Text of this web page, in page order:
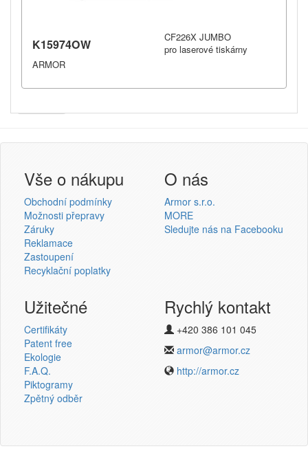
K15974OW
ARMOR
CF226X JUMBO
pro laserové tiskárny
Přihlásit se
Nová registrace
Termotransferové pásky
v novém e-shopu
Vše o nákupu
Obchodní podmínky
Možnosti přepravy
Záruky
Reklamace
Zastoupení
Recyklační poplatky
O nás
Armor s.r.o.
MORE
Sledujte nás na Facebooku
Užitečné
Certifikáty
Patent free
Ekologie
F.A.Q.
Piktogramy
Zpětný odběr
Rychlý kontakt
+420 386 101 045
armor@armor.cz
http://armor.cz